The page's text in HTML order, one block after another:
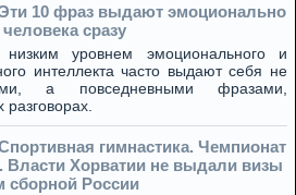
10 фраз выдают эмоционально
сразу
уровнем эмоционального и
интеллекта часто выдают себя не
а повседневными фразами,
гимнастика. Чемпионат
Власти Хорватии не выдали визы
сборной России